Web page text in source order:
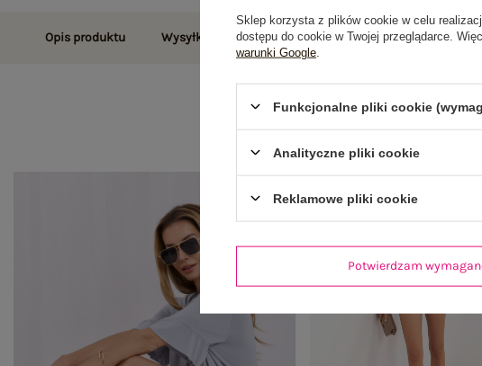
Opis produktu Wysyłka i dostawa Zwroty i reklamacje
Sklep korzysta z plików cookie w celu
dostępu do cookie w Twojej przeglądarce.
warunki Google
Funkcjonalne pliki cookie
Analityczne pliki cookie
Reklamowe pliki cookie
Potwierdzam